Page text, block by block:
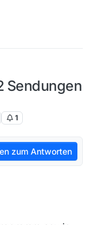
Sendungen
1
zum Antworten